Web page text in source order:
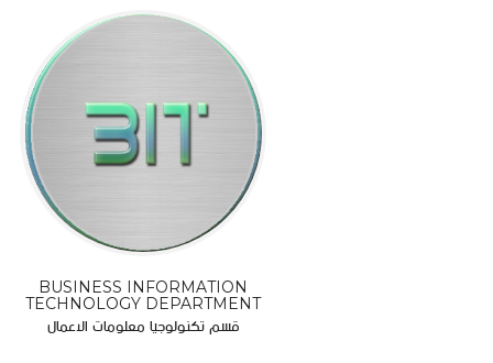
BUSINESS INFORMATION
TECHNOLOGY DEPARTMENT
قسم تكنولوجيا معلومات الاعمال